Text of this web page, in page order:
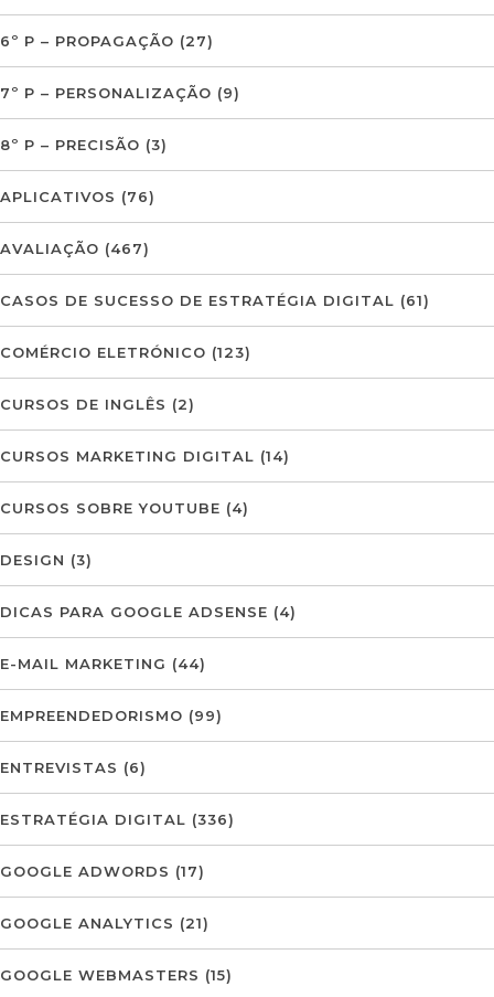
6º P – PROPAGAÇÃO (27)
7º P – PERSONALIZAÇÃO (9)
8º P – PRECISÃO (3)
APLICATIVOS (76)
AVALIAÇÃO (467)
CASOS DE SUCESSO DE ESTRATÉGIA DIGITAL (61)
COMÉRCIO ELETRÓNICO (123)
CURSOS DE INGLÊS (2)
CURSOS MARKETING DIGITAL (14)
CURSOS SOBRE YOUTUBE (4)
DESIGN (3)
DICAS PARA GOOGLE ADSENSE (4)
E-MAIL MARKETING (44)
EMPREENDEDORISMO (99)
ENTREVISTAS (6)
ESTRATÉGIA DIGITAL (336)
GOOGLE ADWORDS (17)
GOOGLE ANALYTICS (21)
GOOGLE WEBMASTERS (15)